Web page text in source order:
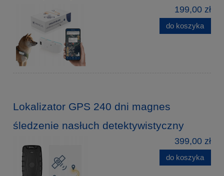
199,00 zł
do koszyka
Lokalizator GPS 240 dni magnes
śledzenie nasłuch detektywistyczny
399,00 zł
do koszyka